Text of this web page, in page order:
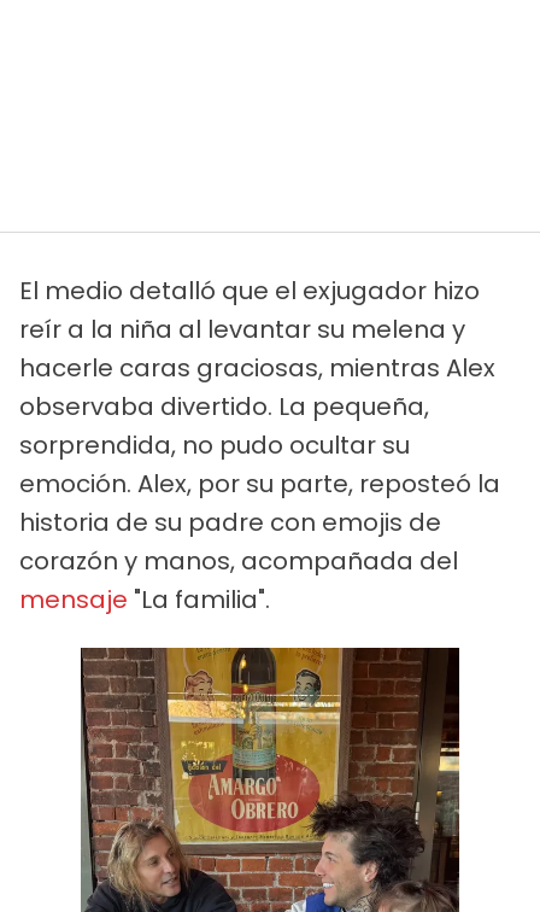
El medio detalló que el exjugador hizo
reír a la niña al levantar su melena y
hacerle caras graciosas, mientras Alex
observaba divertido. La pequeña,
sorprendida, no pudo ocultar su
emoción. Alex, por su parte, reposteó la
historia de su padre con emojis de
corazón y manos, acompañada del
mensaje "La familia".